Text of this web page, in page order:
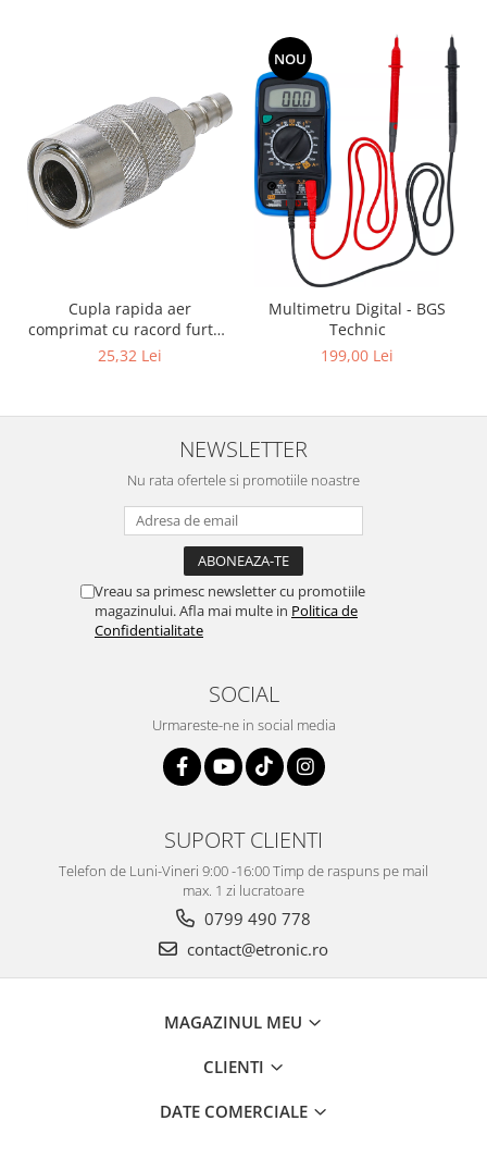
Cupla rapida aer
comprimat cu racord furtun
8 mm (5/16") | SUA / Franta
25,32 Lei
NOU
Multimetru Digital - BGS
Technic
199,00 Lei
NEWSLETTER
Nu rata ofertele si promotiile noastre
Vreau sa primesc newsletter cu promotiile
magazinului. Afla mai multe in Politica de
Confidentialitate
SOCIAL
Urmareste-ne in social media
SUPORT CLIENTI
Telefon de Luni-Vineri 9:00 -16:00 Timp de raspuns pe mail
max. 1 zi lucratoare
0799 490 778
contact@etronic.ro
MAGAZINUL MEU
CLIENTI
DATE COMERCIALE